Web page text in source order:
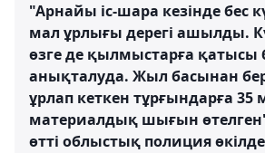
"Арнайы іс-шара кезінде бес
мал ұрлығы дерегі ашылды.
өзге де қылмыстарға қатысы
анықталуда. Жыл басынан
ұрлап кеткен тұрғындарға 35
материалдық шығын
өтті облыстық полиция